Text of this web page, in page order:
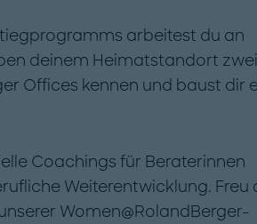
arbeitest du an
deinem Heimatstandort zwei
Offices kennen und baust dir
Coachings für Beraterinnen
Weiterentwicklung. Freu
Women@RolandBerger-